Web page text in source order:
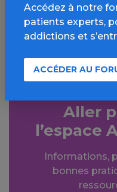
LinkedIn
SMS
Aller
l’espace
Informations,
bonnes
Accédez à notre
patients experts,
addictions et
ACCÉDER AU